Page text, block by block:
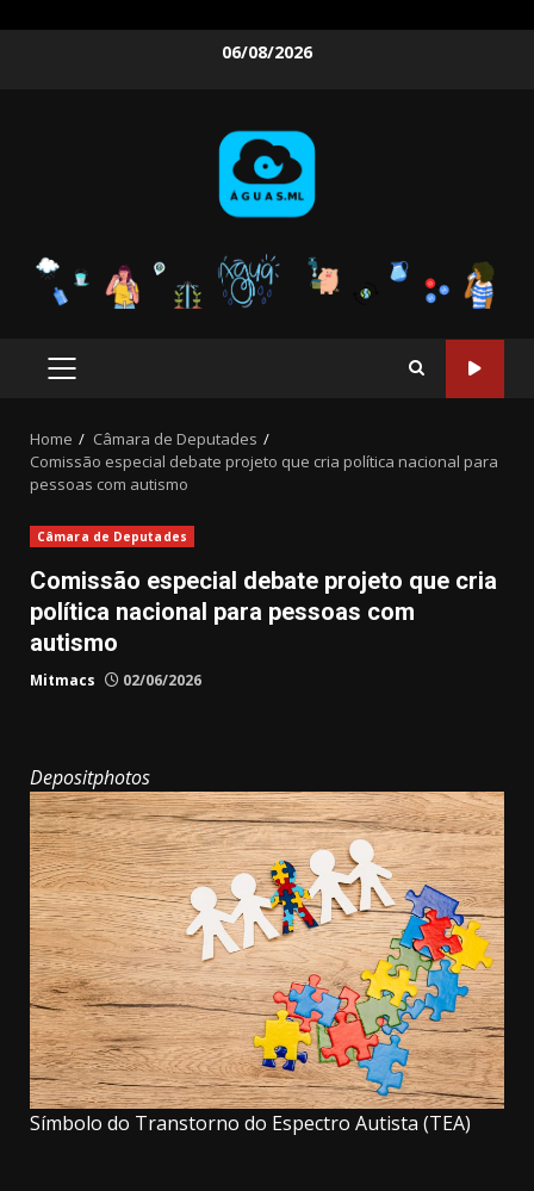
06/08/2026
PRIMARY
Home
Câmara de Deputades
Comissão especial debate projeto que cria política nacional para
pessoas com autismo
Câmara de Deputades
Comissão especial debate projeto que cria
política nacional para pessoas com
autismo
Mitmacs 02/06/2026
Depositphotos
Símbolo do Transtorno do Espectro Autista (TEA)